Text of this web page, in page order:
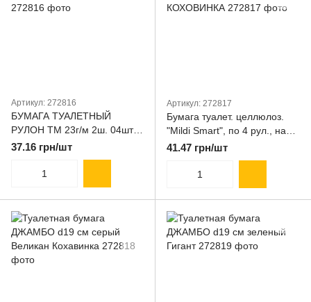
Артикул: 272816
БУМАГА ТУАЛЕТНЫЙ
РУЛОН ТМ 23г/м 2ш. 04шт.
НА ГИЛЬЗЕ Обухов комфорт
37.16 грн/шт
Артикул: 272817
Бумага туалет. целлюлоз.
"Mildi Smart", по 4 рул., на
гильзе, 2-х слой., белый
41.47 грн/шт